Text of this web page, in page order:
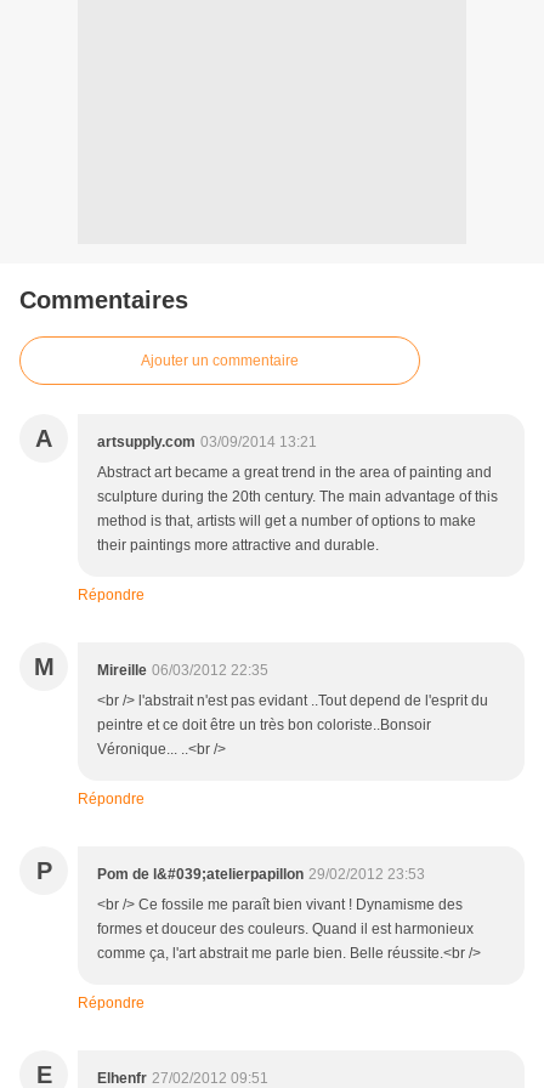
Commentaires
Ajouter un commentaire
A artsupply.com 03/09/2014 13:21
Abstract art became a great trend in the area of painting and
sculpture during the 20th century. The main advantage of this
method is that, artists will get a number of options to make
their paintings more attractive and durable.
Répondre
M Mireille 06/03/2012 22:35
<br /> l'abstrait n'est pas evidant ..Tout depend de l'esprit du
peintre et ce doit être un très bon coloriste..Bonsoir
Véronique... ..<br />
Répondre
P Pom de l&#039;atelierpapillon 29/02/2012 23:53
<br /> Ce fossile me paraît bien vivant ! Dynamisme des
formes et douceur des couleurs. Quand il est harmonieux
comme ça, l'art abstrait me parle bien. Belle réussite.<br />
Répondre
E Elhenfr 27/02/2012 09:51